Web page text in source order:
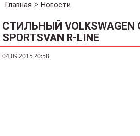
Главная Новости
СТИЛЬНЫЙ VOLKSWAGEN
SPORTSVAN R-LINE
04.09.2015 20:58